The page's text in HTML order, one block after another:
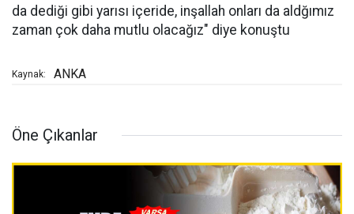
da dediği gibi yarısı içeride, inşallah onları da aldğımız
zaman çok daha mutlu olacağız" diye konuştu
Kaynak: ANKA
Öne Çıkanlar